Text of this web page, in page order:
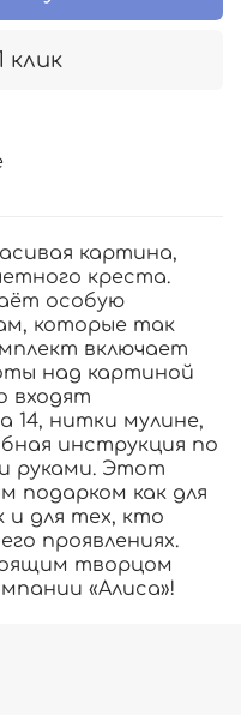
клик
картина,
креста.
особую
которые так
включает
над картиной
входят
14, нитки мулине,
инструкция по
руками. Этот
подарком как для
и для тех, кто
проявлениях.
творцом
«Алиса»!